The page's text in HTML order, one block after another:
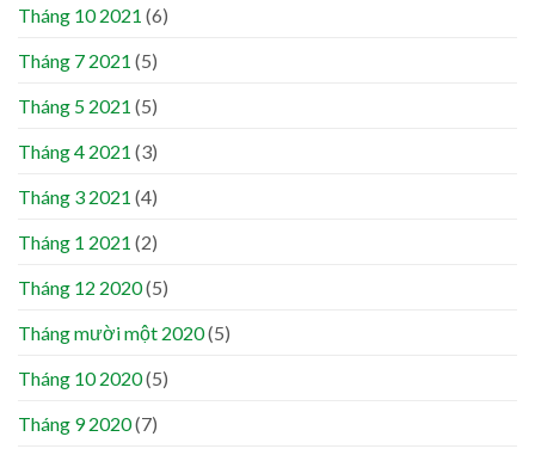
Tháng 10 2021 (6)
Tháng 7 2021 (5)
Tháng 5 2021 (5)
Tháng 4 2021 (3)
Tháng 3 2021 (4)
Tháng 1 2021 (2)
Tháng 12 2020(5)
Tháng mười một 2020(5)
Tháng 10 2020(5)
Tháng 9 2020(7)